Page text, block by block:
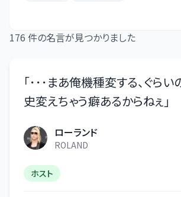
176 件の名言が見つかりました
「･･･まあ俺機種変する、ぐら
史変えちゃう癖あるからねぇ 」
ローランド
ROLAND
ホスト